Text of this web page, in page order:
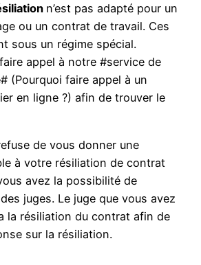
n’est pas adapté pour un
ou un contrat de travail. Ces
sous un régime spécial.
appel à notre #service de
(Pourquoi faire appel à un
en ligne ?) afin de trouver le
de vous donner une
à votre résiliation de contrat
avez la possibilité de
juges. Le juge que vous avez
la résiliation du contrat afin de
sur la résiliation.